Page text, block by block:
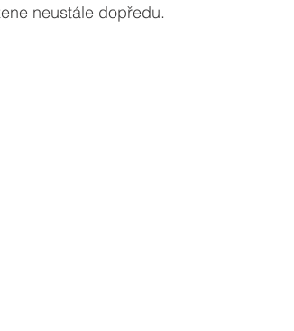
neustále dopředu.